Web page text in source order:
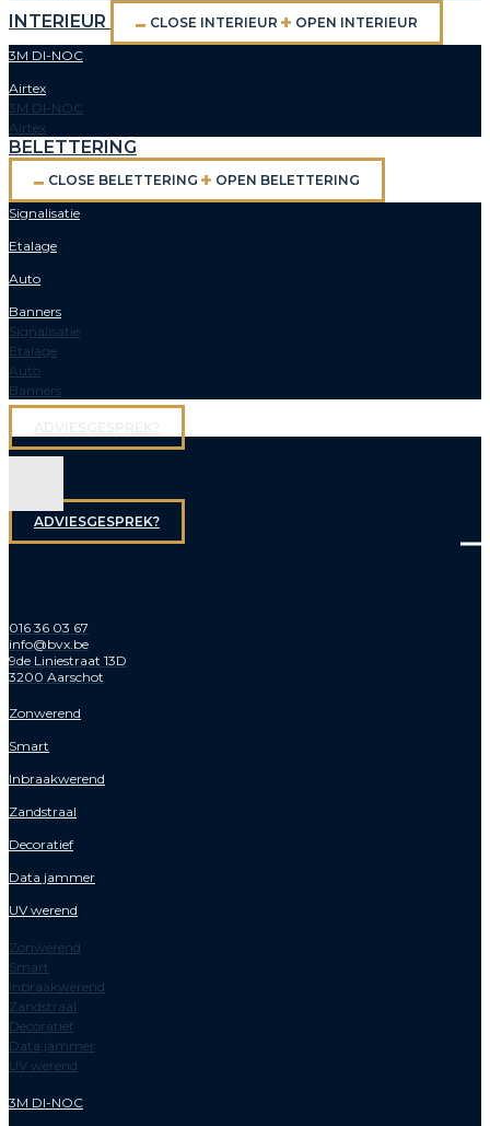
INTERIEUR CLOSE INTERIEUR
OPEN INTERIEUR
3M DI-NOC
Airtex
3M DI-NOC
Airtex
BELETTERING
CLOSE BELETTERING
OPEN BELETTERING
Signalisatie
Etalage
Auto
Banners
Signalisatie
Etalage
Auto
Banners
ADVIESGESPREK?
016 36 03 67
info@bvx.be
9de Liniestraat 13D
3200 Aarschot
Zonwerend
Smart
Inbraakwerend
Zandstraal
Decoratief
Data jammer
UV werend
Zonwerend
Smart
Inbraakwerend
Zandstraal
Decoratief
Data jammer
UV werend
3M DI-NOC